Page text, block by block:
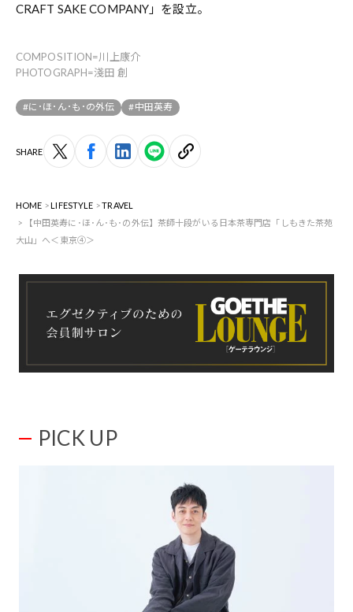
CRAFT SAKE COMPANY」を設立。
COMPOSITION=川上康介
PHOTOGRAPH=淺田 創
#に･ほ･ん･も･の外伝 #中田英寿
SHARE
HOME LIFESTYLE
TRAVEL
【中田英寿に･ほ･ん･も･の外伝】茶師十段がいる日本茶専門店「しもきた茶苑
大山」へ＜東京④＞
PICK UP